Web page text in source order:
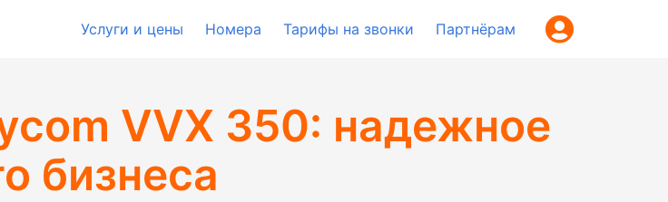
Услуги и цены Номера Тарифы на звонки Партнёрам
VVX 350: надежное
бизнеса